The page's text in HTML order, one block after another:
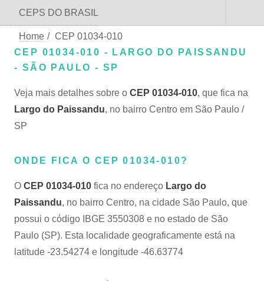
CEPS DO BRASIL
Home / CEP 01034-010
CEP 01034-010 - LARGO DO PAISSANDU
- SÃO PAULO - SP
Veja mais detalhes sobre o CEP 01034-010, que fica na
Largo do Paissandu, no bairro Centro em São Paulo /
SP
ONDE FICA O CEP 01034-010?
O CEP 01034-010 fica no endereço Largo do
Paissandu, no bairro Centro, na cidade São Paulo, que
possui o código IBGE 3550308 e no estado de São
Paulo (SP). Esta localidade geograficamente está na
latitude -23.54274 e longitude -46.63774